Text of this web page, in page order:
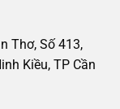
Thơ, Số 413,
Kiều, TP Cần